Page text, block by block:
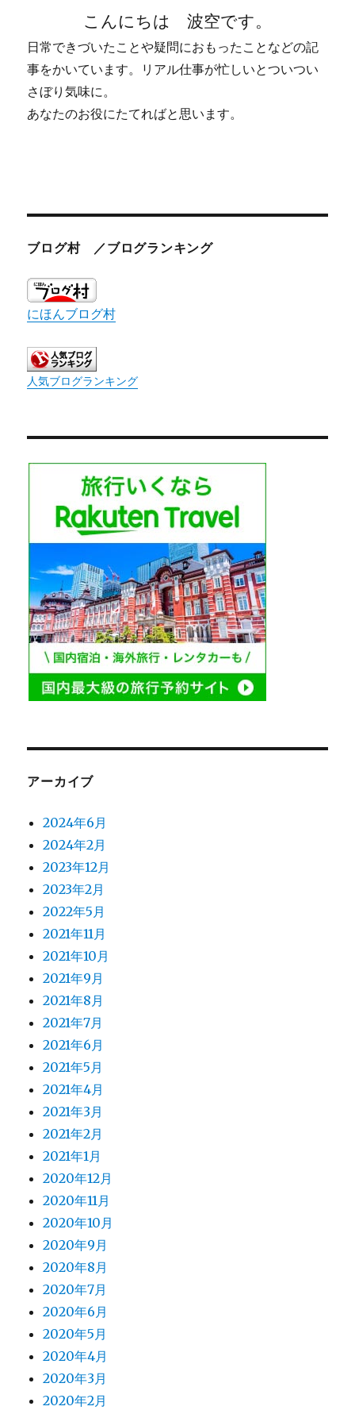
こんにちは 波空です。
日常できづいたことや疑問におもったことなどの記
事をかいています。リアル仕事が忙しいとついつい
さぼり気味に。
あなたのお役にたてればと思います。
ブログ村 ／ブログランキング
にほんブログ村
人気ブログランキング
アーカイブ
2024年6月
2024年2月
2023年12月
2023年2月
2022年5月
2021年11月
2021年10月
2021年9月
2021年8月
2021年7月
2021年6月
2021年5月
2021年4月
2021年3月
2021年2月
2021年1月
2020年12月
2020年11月
2020年10月
2020年9月
2020年8月
2020年7月
2020年6月
2020年5月
2020年4月
2020年3月
2020年2月